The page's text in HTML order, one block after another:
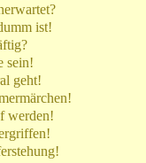
ist!
sein!
geht!
werden!